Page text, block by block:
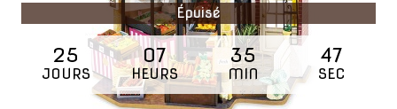
Épuisé
25
JOURS
07
HEURS
35
MIN
46
SEC